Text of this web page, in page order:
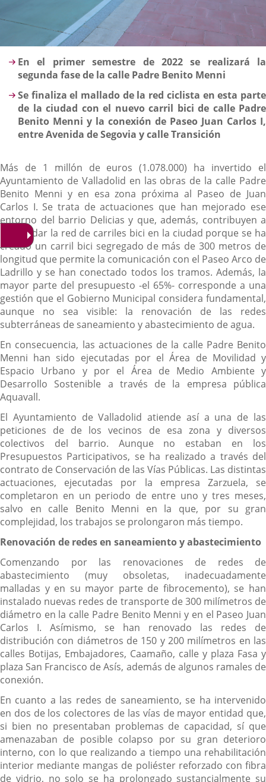
Descripción
En el primer semestre de 2022 se realizará la
segunda fase de la calle Padre Benito Menni
Se finaliza el mallado de la red ciclista en esta parte
de la ciudad con el nuevo carril bici de calle Padre
Benito Menni y la conexión de Paseo Juan Carlos I,
entre Avenida de Segovia y calle Transición
Más de 1 millón de euros (1.078.000) ha invertido el
Ayuntamiento de Valladolid en las obras de la calle Padre
Benito Menni y en esa zona próxima al Paseo de Juan
Carlos I. Se trata de actuaciones que han mejorado ese
entorno del barrio Delicias y que, además, contribuyen a
consolidar la red de carriles bici en la ciudad porque se ha
creado un carril bici segregado de más de 300 metros de
longitud que permite la comunicación con el Paseo Arco de
Ladrillo y se han conectado todos los tramos. Además, la
mayor parte del presupuesto -el 65%- corresponde a una
gestión que el Gobierno Municipal considera fundamental,
aunque no sea visible: la renovación de las redes
subterráneas de saneamiento y abastecimiento de agua.
En consecuencia, las actuaciones de la calle Padre Benito
Menni han sido ejecutadas por el Área de Movilidad y
Espacio Urbano y por el Área de Medio Ambiente y
Desarrollo Sostenible a través de la empresa pública
Aquavall.
El Ayuntamiento de Valladolid atiende así a una de las
peticiones de de los vecinos de esa zona y diversos
colectivos del barrio. Aunque no estaban en los
Presupuestos Participativos, se ha realizado a través del
contrato de Conservación de las Vías Públicas. Las distintas
actuaciones, ejecutadas por la empresa Zarzuela, se
completaron en un periodo de entre uno y tres meses,
salvo en calle Benito Menni en la que, por su gran
complejidad, los trabajos se prolongaron más tiempo.
Renovación de redes en saneamiento y abastecimiento
Comenzando por las renovaciones de redes de
abastecimiento (muy obsoletas, inadecuadamente
malladas y en su mayor parte de fibrocemento), se han
instalado nuevas redes de transporte de 300 milímetros de
diámetro en la calle Padre Benito Menni y en el Paseo Juan
Carlos I. Asímismo, se han renovado las redes de
distribución con diámetros de 150 y 200 milímetros en las
calles Botijas, Embajadores, Caamaño, calle y plaza Fasa y
plaza San Francisco de Asís, además de algunos ramales de
conexión.
En cuanto a las redes de saneamiento, se ha intervenido
en dos de los colectores de las vías de mayor entidad que,
si bien no presentaban problemas de capacidad, sí que
amenazaban de posible colapso por su gran deterioro
interno, con lo que realizando a tiempo una rehabilitación
interior mediante mangas de poliéster reforzado con fibra
de vidrio, no solo se ha prolongado sustancialmente su